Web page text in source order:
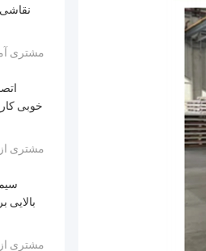
—— مشتری
خوبی
—— مشتری
—— مشتری